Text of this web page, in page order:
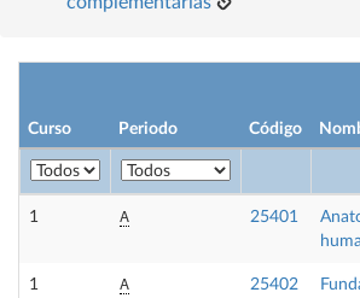
Curso Periodo Código
1 A 25401
1 A 25402